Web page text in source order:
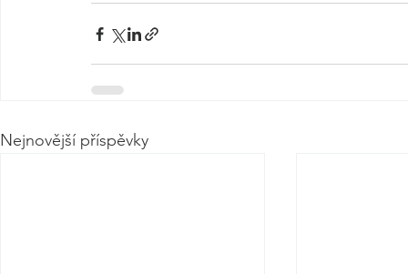
Nejnovější příspěvky